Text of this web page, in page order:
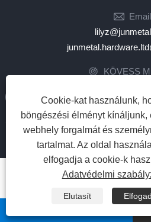
Email
KÖVESS
Copyright © 2023 Jiaxing Junmetal
| Sitemap | RSS |
Cookie-kat használunk,
böngészési élményt kínáljunk,
webhely forgalmát és
tartalmat. Az oldal
elfogadja a cookie-k
Adatvédelmi
Elutasít